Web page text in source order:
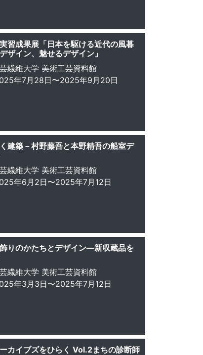
習成果展「日本を駆ける近代の風暮
ザイン、魅せるデザイン」
繊維大学 美術工芸資料館
年7月28日〜2025年9月20日
建築－村野藤吾と本野精吾の船室デ
繊維大学 美術工芸資料館
年6月2日〜2025年7月12日
りのかたちとデザイン―新収蔵品を
繊維大学 美術工芸資料館
年3月3日〜2025年7月12日
カイブズをひらく Vol.2まちの診断師